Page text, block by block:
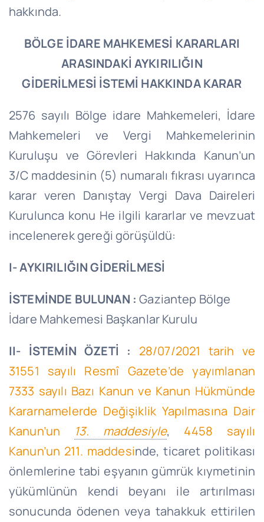
hakkında.
BÖLGE İDARE MAHKEMESİ KARARLARI
ARASINDAKİ AYKIRILIĞIN
GİDERİLMESİ İSTEMİ HAKKINDA KARAR
2576 sayılı Bölge idare Mahkemeleri, İdare
Mahkemeleri ve Vergi Mahkemelerinin
Kuruluşu ve Görevleri Hakkında Kanun’un
3/C maddesinin (5) numaralı fıkrası uyarınca
karar veren Danıştay Vergi Dava Daireleri
Kurulunca konu He ilgili kararlar ve mevzuat
incelenerek gereği görüşüldü:
I- AYKIRILIĞIN GİDERİLMESİ
İSTEMİNDE BULUNAN : Gaziantep Bölge
İdare Mahkemesi Başkanlar Kurulu
II- İSTEMİN ÖZETİ :
28/07/2021 tarih ve
31551 sayılı Resmî Gazete’de yayımlanan
7333 sayılı Bazı Kanun ve Kanun Hükmünde
Kararnamelerde Değişiklik Yapılmasına Dair
Kanun’un
13. maddesiyle, 4458 sayılı
Kanun’un 211. maddesinde, ticaret politikası
önlemlerine tabi eşyanın gümrük kıymetinin
yükümlünün kendi beyanı ile artırılması
sonucunda ödenen veya tahakkuk ettirilen